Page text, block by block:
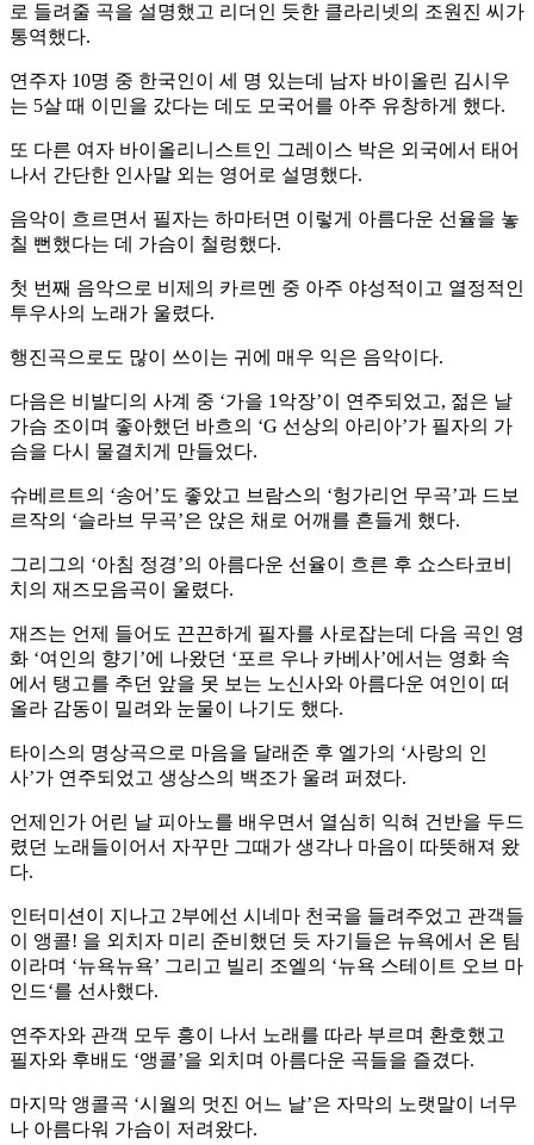
로 들려줄 곡을 설명했고 리더인 듯한 클라리넷의 조원진 씨가
통역했다.
연주자 10명 중 한국인이 세 명 있는데 남자 바이올린 김시우
는 5살 때 이민을 갔다는 데도 모국어를 아주 유창하게 했다.
또 다른 여자 바이올리니스트인 그레이스 박은 외국에서 태어
나서 간단한 인사말 외는 영어로 설명했다.
음악이 흐르면서 필자는 하마터면 이렇게 아름다운 선율을 놓
칠 뻔했다는 데 가슴이 철렁했다.
첫 번째 음악으로 비제의 카르멘 중 아주 야성적이고 열정적인
투우사의 노래가 울렸다.
행진곡으로도 많이 쓰이는 귀에 매우 익은 음악이다.
다음은 비발디의 사계 중 ‘가을 1악장’이 연주되었고, 젊은 날
가슴 조이며 좋아했던 바흐의 ‘G 선상의 아리아’가 필자의 가
슴을 다시 물결치게 만들었다.
슈베르트의 ‘송어’도 좋았고 브람스의 ‘헝가리언 무곡’과 드보
르작의 ‘슬라브 무곡’은 앉은 채로 어깨를 흔들게 했다.
그리그의 ‘아침 정경’의 아름다운 선율이 흐른 후 쇼스타코비
치의 재즈모음곡이 울렸다.
재즈는 언제 들어도 끈끈하게 필자를 사로잡는데 다음 곡인 영
화 ‘여인의 향기’에 나왔던 ‘포르 우나 카베사’에서는 영화 속
에서 탱고를 추던 앞을 못 보는 노신사와 아름다운 여인이 떠
올라 감동이 밀려와 눈물이 나기도 했다.
타이스의 명상곡으로 마음을 달래준 후 엘가의 ‘사랑의 인
사’가 연주되었고 생상스의 백조가 울려 퍼졌다.
언제인가 어린 날 피아노를 배우면서 열심히 익혀 건반을 두드
렸던 노래들이어서 자꾸만 그때가 생각나 마음이 따뜻해져 왔
다.
인터미션이 지나고 2부에선 시네마 천국을 들려주었고 관객들
이 앵콜! 을 외치자 미리 준비했던 듯 자기들은 뉴욕에서 온 팀
이라며 ‘뉴욕뉴욕’ 그리고 빌리 조엘의 ‘뉴욕 스테이트 오브 마
인드‘를 선사했다.
연주자와 관객 모두 흥이 나서 노래를 따라 부르며 환호했고
필자와 후배도 ‘앵콜’을 외치며 아름다운 곡들을 즐겼다.
마지막 앵콜곡 ‘시월의 멋진 어느 날’은 자막의 노랫말이 너무
나 아름다워 가슴이 저려왔다.